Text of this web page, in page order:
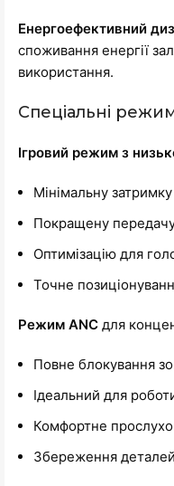
Енергоефективний
споживання енергії
використання.
Спеціальні
Ігровий режим з
Мінімальну
Покращену
Оптимізацію для
Точне
Режим ANC для
Повне блокування
Ідеальний для
Комфортне
Збереження